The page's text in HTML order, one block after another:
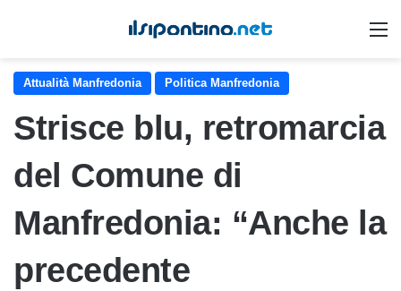
Attualità Manfredonia Politica Manfredonia
Strisce blu, retromarcia
del Comune di
Manfredonia: “Anche la
precedente